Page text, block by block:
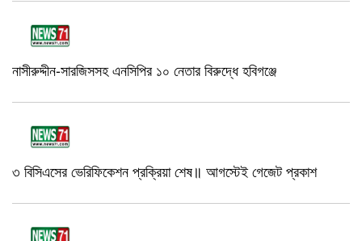
নাসীরুদ্দীন-সারজিসসহ এনসিপির ১০ নেতার বিরুদ্ধে হবিগঞ্জে
৩ বিসিএসের ভেরিফিকেশন প্রক্রিয়া শেষ॥ আগস্টেই গেজেট প্রকাশ